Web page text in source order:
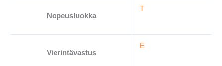
Nopeusluokka
T
Vierintävastus
E